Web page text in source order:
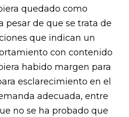
quedado como
pesar de que se trata de
que indican un
con contenido
habido margen para
esclarecimiento en el
adecuada, entre
no se ha probado que